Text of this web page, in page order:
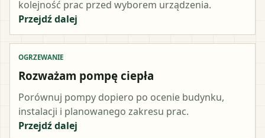
kolejność prac przed wyborem urządzenia.
Przejdź dalej
OGRZEWANIE
Rozważam pompę ciepła
Porównuj pompy dopiero po ocenie budynku,
instalacji i planowanego zakresu prac.
Przejdź dalej